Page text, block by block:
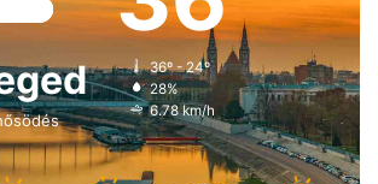
36º - 24º
28%
6.78 km/h